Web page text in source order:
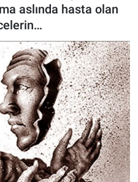
aslında hasta olan